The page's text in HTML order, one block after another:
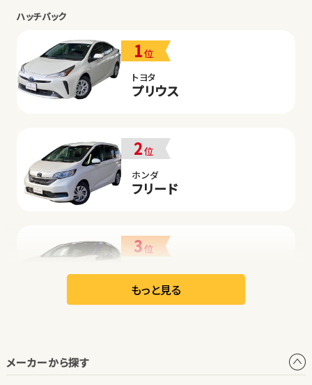
ハッチバック
1位
トヨタ
プリウス
2位
ホンダ
フリード
3位
日産
リーフ
1位
もっと見る
メーカーから探す